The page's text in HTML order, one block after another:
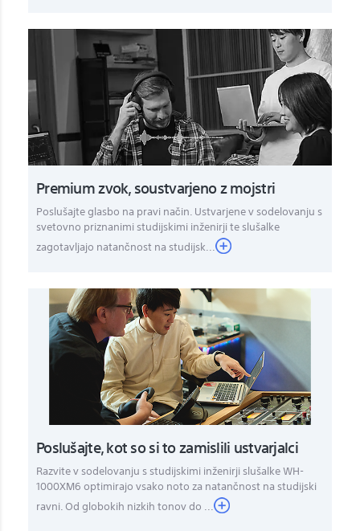
Premium zvok, soustvarjeno z mojstri
Poslušajte glasbo na pravi način. Ustvarjene v sodelovanju s
svetovno priznanimi studijskimi inženirji te slušalke
zagotavljajo natančnost na studijsk...
Poslušajte, kot so si to zamislili ustvarjalci
Razvite v sodelovanju s studijskimi inženirji slušalke WH-
1000XM6 optimirajo vsako noto za natančnost na studijski
ravni. Od globokih nizkih tonov do ...